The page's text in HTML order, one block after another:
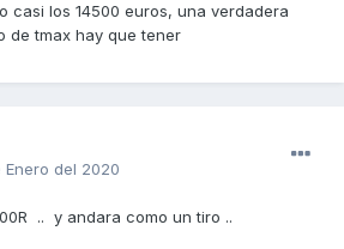
casi los 14500 euros, una verdadera
de tmax hay que tener
Enero del 2020
.. y andara como un tiro ..